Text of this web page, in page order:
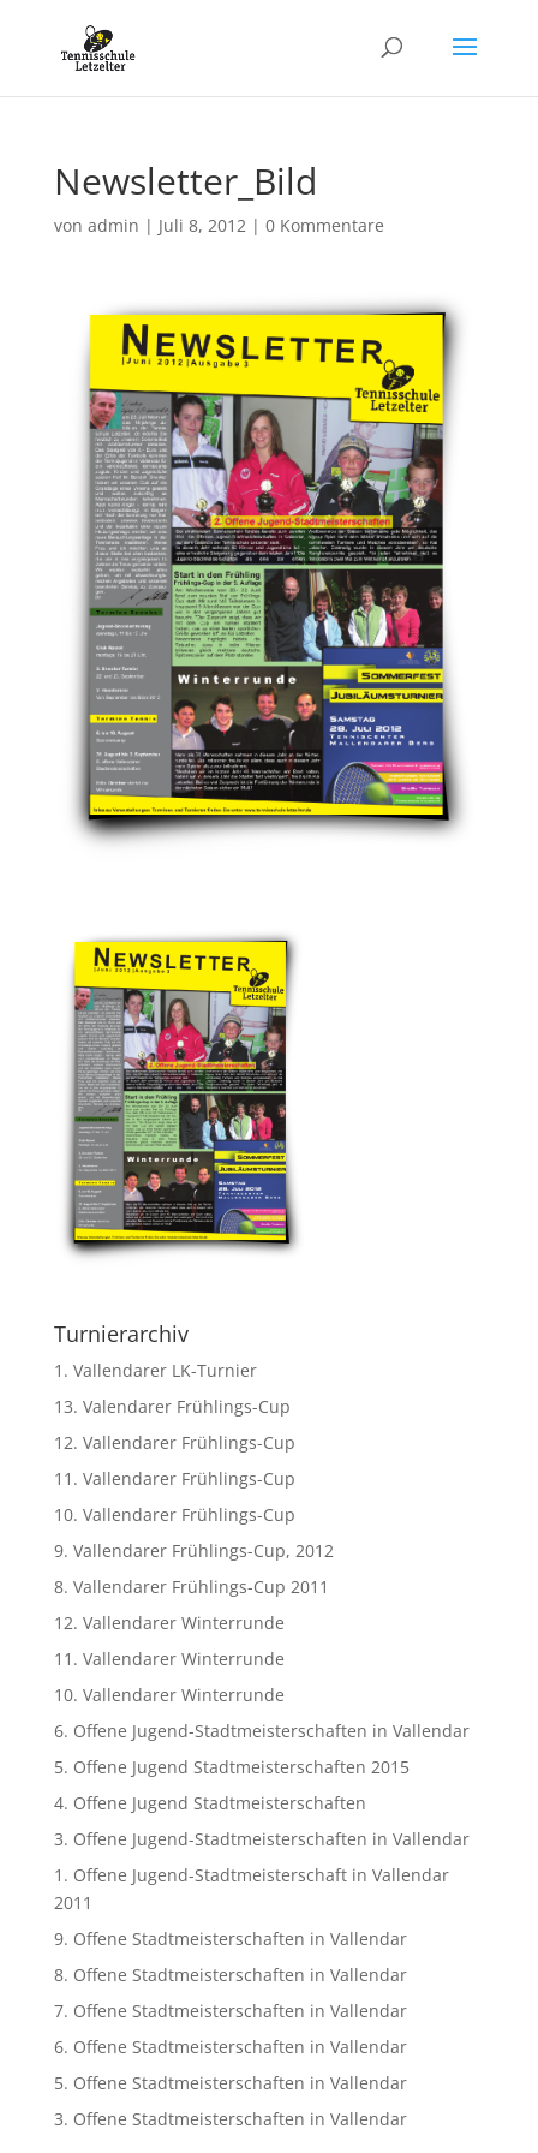
Newsletter_Bild
von admin | Juli 8, 2012| 0 Kommentare
Turnierarchiv
1. Vallendarer LK-Turnier
13. Valendarer Frühlings-Cup
12. Vallendarer Frühlings-Cup
11. Vallendarer Frühlings-Cup
10. Vallendarer Frühlings-Cup
9. Vallendarer Frühlings-Cup, 2012
8. Vallendarer Frühlings-Cup 2011
12. Vallendarer Winterrunde
11. Vallendarer Winterrunde
10. Vallendarer Winterrunde
6. Offene Jugend-Stadtmeisterschaften in Vallendar
5. Offene Jugend Stadtmeisterschaften 2015
4. Offene Jugend Stadtmeisterschaften
3. Offene Jugend-Stadtmeisterschaften in Vallendar
1. Offene Jugend-Stadtmeisterschaft in Vallendar
2011
9. Offene Stadtmeisterschaften in Vallendar
8. Offene Stadtmeisterschaften in Vallendar
7. Offene Stadtmeisterschaften in Vallendar
6. Offene Stadtmeisterschaften in Vallendar
5. Offene Stadtmeisterschaften in Vallendar
3. Offene Stadtmeisterschaften in Vallendar